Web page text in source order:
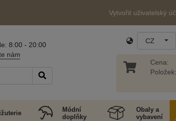
Vytvořit uživatelský
8:00 - 20:00
nám
CZ
Cena:
Položek:
Módní
doplňky
Obaly a
vybavení